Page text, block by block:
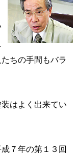
ちの手間もバラ
はよく出来てい
７年の第１３回